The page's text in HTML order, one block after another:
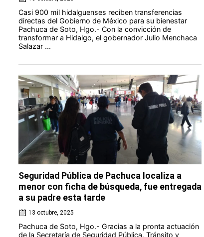
Casi 900 mil hidalguenses reciben transferencias
directas del Gobierno de México para su bienestar
Pachuca de Soto, Hgo.- Con la convicción de
transformar a Hidalgo, el gobernador Julio Menchaca
Salazar ...
Seguridad Pública de Pachuca localiza a
menor con ficha de búsqueda, fue entregada
a su padre esta tarde
13 octubre, 2025
Pachuca de Soto, Hgo.- Gracias a la pronta actuación
de la Secretaría de Seguridad Pública, Tránsito y